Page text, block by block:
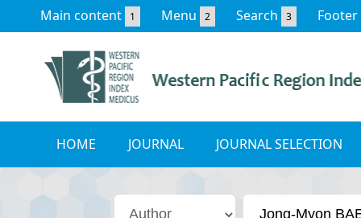
Main content 1 Menu 2 Search 3 Footer
HOME JOURNAL JOURNAL SELECTION